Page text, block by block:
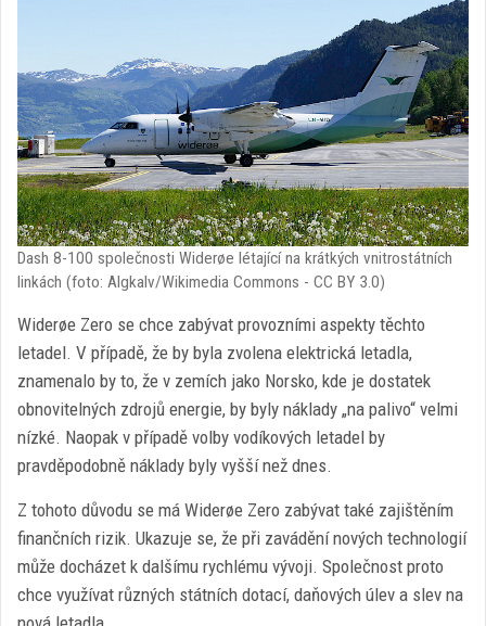
Dash 8-100 společnosti Widerøe létající na krátkých vnitrostátních
linkách (foto: Algkalv/Wikimedia Commons - CC BY 3.0)
Widerøe Zero se chce zabývat provozními aspekty těchto
letadel. V případě, že by byla zvolena elektrická letadla,
znamenalo by to, že v zemích jako Norsko, kde je dostatek
obnovitelných zdrojů energie, by byly náklady „na palivo“ velmi
nízké. Naopak v případě volby vodíkových letadel by
pravděpodobně náklady byly vyšší než dnes.
Z tohoto důvodu se má Widerøe Zero zabývat také zajištěním
finančních rizik. Ukazuje se, že při zavádění nových technologií
může docházet k dalšímu rychlému vývoji. Společnost proto
chce využívat různých státních dotací, daňových úlev a slev na